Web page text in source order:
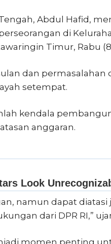
Abdul Hafid,
di
Timur, Rabu
dan permasalahan
setempat.
kendala
anggaran.
namun dapat diatasi
dari DPR RI,”
momen penting